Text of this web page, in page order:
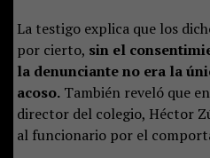
La testigo explica que los
por cierto, sin el
la denunciante no era la
acoso.También reveló que
director del colegio, Héctor
al funcionario por el